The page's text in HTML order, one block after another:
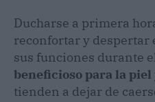
Ducharse a primera
reconfortar y despertar
sus funciones durante
beneficioso para la piel
tienden a dejar de